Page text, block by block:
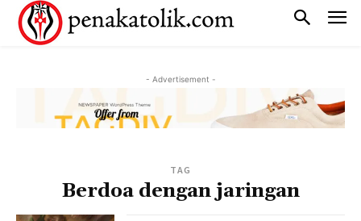
- Advertisement -
TAG
Berdoa dengan jaringan